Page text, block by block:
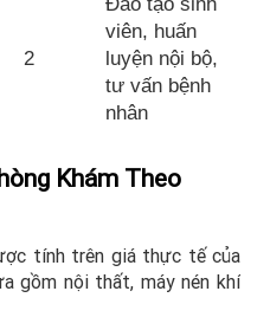
2
viên, huấn
luyện nội bộ,
tư vấn bệnh
nhân
Khám Theo
tính trên giá thực tế của
gồm nội thất, máy nén khí